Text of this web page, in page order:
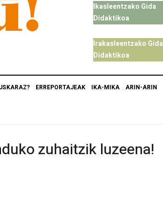
Ikasleentzako Gida
Didaktikoa
Irakasleentzako Gida
Didaktikoa
ERREPORTAJEAK IKA-MIKA ARIN-ARIN
zuhaitzik luzeena!